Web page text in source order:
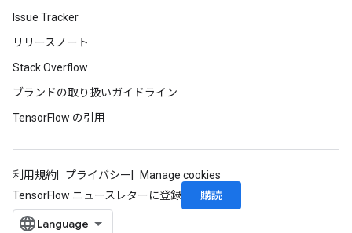
Issue Tracker
リリースノート
Stack Overflow
ブランドの取り扱いガイドライン
TensorFlow の引用
利用規約 プライバシー
Manage cookies
TensorFlow ニュースレターに登録
購読